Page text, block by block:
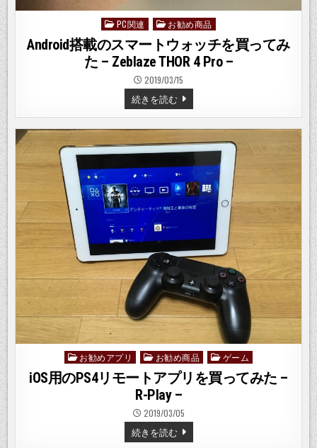
Posted
in
PC関連 お勧め商品
Android搭載のスマートウォッチを買ってみ
た – Zeblaze THOR 4 Pro –
2019/03/15
続きを読むANDROID
搭
載
の
ス
マ
ー
ト
ウ
ォ
ッ
チ
を
っ
て
た
–
ZEBLAZE
THOR
4
PRO
–
Posted
in
お勧めアプリ お勧め商品 ゲーム
iOS用のPS4リモートアプリを買ってみた –
R-Play –
2019/03/05
続きを読むIOS
用